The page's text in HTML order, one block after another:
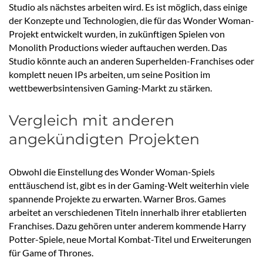
Studio als nächstes arbeiten wird. Es ist möglich, dass einige
der Konzepte und Technologien, die für das Wonder Woman-
Projekt entwickelt wurden, in zukünftigen Spielen von
Monolith Productions wieder auftauchen werden. Das
Studio könnte auch an anderen Superhelden-Franchises oder
komplett neuen IPs arbeiten, um seine Position im
wettbewerbsintensiven Gaming-Markt zu stärken.
Vergleich mit anderen
angekündigten Projekten
Obwohl die Einstellung des Wonder Woman-Spiels
enttäuschend ist, gibt es in der Gaming-Welt weiterhin viele
spannende Projekte zu erwarten. Warner Bros. Games
arbeitet an verschiedenen Titeln innerhalb ihrer etablierten
Franchises. Dazu gehören unter anderem kommende Harry
Potter-Spiele, neue Mortal Kombat-Titel und Erweiterungen
für Game of Thrones.